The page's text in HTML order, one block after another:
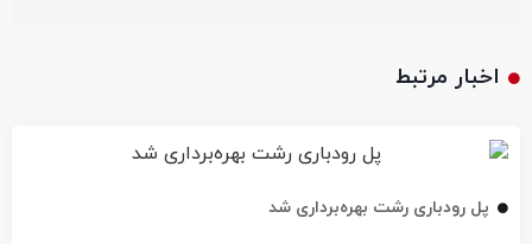
اخبار مرتبط
پل رودباری رشت بهره‌برداری شد